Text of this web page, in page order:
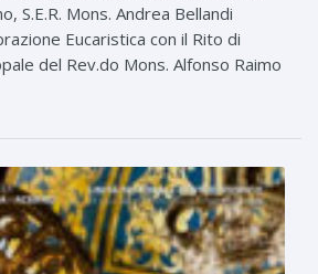
S.E.R. Mons. Andrea Bellandi
Eucaristica con il Rito di
del Rev.do Mons. Alfonso Raimo